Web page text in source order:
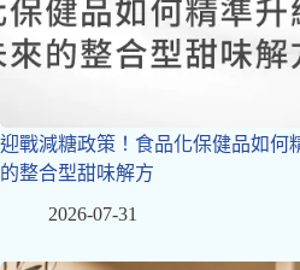
迎戰減糖政策！食品化保健品如何
的整合型甜味解方
2026-07-31